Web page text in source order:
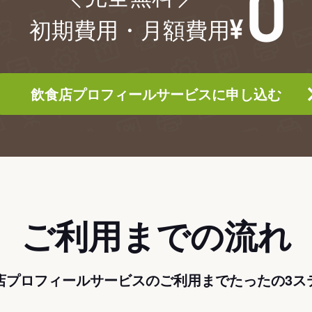
初期費用・月額費用
飲食店プロフィールサービスに申し込む
ご利用までの流れ
プロフィールサービスのご利用までたったの3ス